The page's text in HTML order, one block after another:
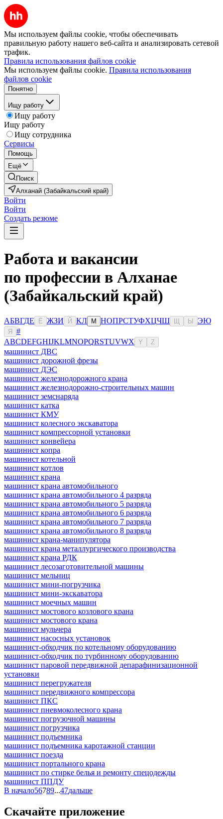
Мы используем файлы cookie, чтобы обеспечивать
правильную работу нашего веб-сайта и анализировать сетевой
трафик.
Правила использования файлов cookie
Мы используем файлы cookie. Правила использования
файлов cookie
Понятно
Ищу работу
Ищу работу
Ищу работу
Ищу сотрудника
Сервисы
Помощь
Ещё
Поиск
Алханай (Забайкальский край)
Войти
Войти
Создать резюме
Работа и вакансии
по профессии в Алханае
(Забайкальский край)
АБВГДЕ Ё ЖЗИ Й КЛ М НОПРСТУФХЦЧШ Ы ЭЮ
Я
#
ABCDEFGHIJKLMNOPQRSTUVWX Y Z
машинист ДВС
машинист дорожной фрезы
машинист ДЭС
машинист железнодорожного крана
машинист железнодорожно-строительных машин
машинист земснаряда
машинист катка
машинист КМУ
машинист колесного экскаватора
машинист компрессорной установки
машинист конвейера
машинист копра
машинист котельной
машинист котлов
машинист крана
машинист крана автомобильного
машинист крана автомобильного 4 разряда
машинист крана автомобильного 5 разряда
машинист крана автомобильного 6 разряда
машинист крана автомобильного 7 разряда
машинист крана автомобильного 8 разряда
машинист крана-манипулятора
машинист крана металлургического производства
машинист крана РДК
машинист лесозаготовительной машины
машинист мельниц
машинист мини-погрузчика
машинист мини-экскаватора
машинист моечных машин
машинист мостового козлового крана
машинист мостового крана
машинист мульчера
машинист насосных установок
машинист-обходчик по котельному оборудованию
машинист-обходчик по турбинному оборудованию
машинист паровой передвижной депарафинизационной
установки
машинист перегружателя
машинист передвижного компрессора
машинист ПКС
машинист пневмоколесного крана
машинист погрузочной машины
машинист погрузчика
машинист подъемника
машинист подъемника каротажной станции
машинист поезда
машинист портального крана
машинист по стирке белья и ремонту спецодежды
машинист ППДУ
В начало56789...47дальше
Скачайте приложение